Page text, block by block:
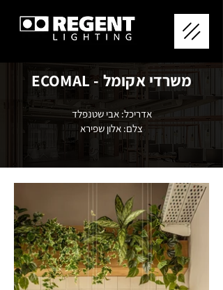
משרדי אקומל - ECOMAL
אדריכל: אבי שטנפלד
צלם: אלון שפירא